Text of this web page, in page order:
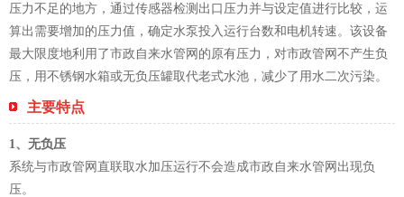
压力不足的地方，通过传感器检测出口压力并与设定值进行比较，运
算出需要增加的压力值，确定水泵投入运行台数和电机转速。该设备
最大限度地利用了市政自来水管网的原有压力，对市政管网不产生负
压，用不锈钢水箱或无负压罐取代老式水池，减少了用水二次污染。
主要特点
1、无负压
系统与市政管网直联取水加压运行不会造成市政自来水管网出现负
压。